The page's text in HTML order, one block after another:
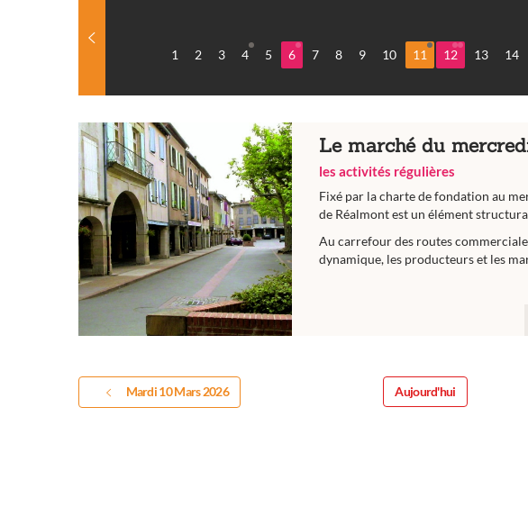
1 2 3 4 5 6 7 8 9 10 11 12 13 14
Le marché du
les activités régulières
Fixé par la charte de fondation au
de Réalmont est un élément
Au carrefour des routes
dynamique, les producteurs et les
Mardi 10 Mars 2026 Aujourd'hui